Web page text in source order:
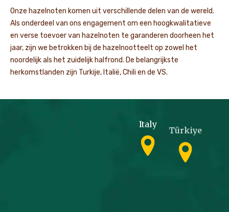
Onze hazelnoten komen uit verschillende delen van de wereld.
Als onderdeel van ons engagement om een hoogkwalitatieve
en verse toevoer van hazelnoten te garanderen doorheen het
jaar, zijn we betrokken bij de hazelnootteelt op zowel het
noordelijk als het zuidelijk halfrond. De belangrijkste
herkomstlanden zijn Turkije, Italië, Chili en de VS.
Italy
Türkiye